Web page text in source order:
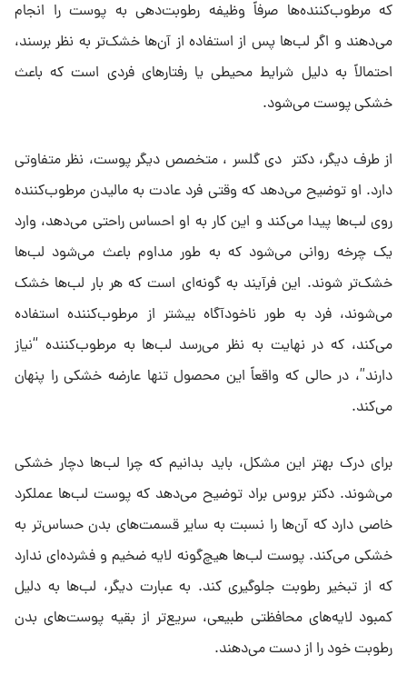
که مرطوب‌کننده‌ها صرفاً وظیفه رطوبت‌دهی به پوست را انجام
می‌دهند و اگر لب‌ها پس از استفاده از آن‌ها خشک‌تر به نظر برسند،
احتمالاً به دلیل شرایط محیطی یا رفتارهای فردی است که باعث
خشکی پوست می‌شود.
از طرف دیگر، دکتر دی گلسر ، متخصص دیگر پوست، نظر متفاوتی
دارد. او توضیح می‌دهد که وقتی فرد عادت به مالیدن مرطوب‌کننده
روی لب‌ها پیدا می‌کند و این کار به او احساس راحتی می‌دهد، وارد
یک چرخه روانی می‌شود که به طور مداوم باعث می‌شود لب‌ها
خشک‌تر شوند. این فرآیند به گونه‌ای است که هر بار لب‌ها خشک
می‌شوند، فرد به طور ناخودآگاه بیشتر از مرطوب‌کننده استفاده
می‌کند، که در نهایت به نظر می‌رسد لب‌ها به مرطوب‌کننده “نیاز
دارند”، در حالی که واقعاً این محصول تنها عارضه خشکی را پنهان
می‌کند.
برای درک بهتر این مشکل، باید بدانیم که چرا لب‌ها دچار خشکی
می‌شوند. دکتر بروس براد توضیح می‌دهد که پوست لب‌ها عملکرد
خاصی دارد که آن‌ها را نسبت به سایر قسمت‌های بدن حساس‌تر به
خشکی می‌کند. پوست لب‌ها هیچ‌گونه لایه ضخیم و فشرده‌ای ندارد
که از تبخیر رطوبت جلوگیری کند. به عبارت دیگر، لب‌ها به دلیل
کمبود لایه‌های محافظتی طبیعی، سریع‌تر از بقیه پوست‌های بدن
رطوبت خود را از دست می‌دهند.